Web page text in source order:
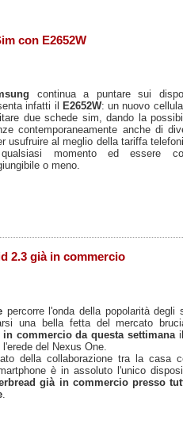
con E2652W
continua a puntare sui
infatti il
E2652W: un nuovo
due schede sim, dando la
contemporaneamente anche di
usufruire al meglio della tariffa
momento ed essere
o meno.
2.3 già in commercio
percorre l'onda della popolarità degli
una bella fetta del mercato
in commercio da questa settimana
, l'erede del Nexus One.
della collaborazione tra la casa
è in assoluto l'unico
già in commercio presso